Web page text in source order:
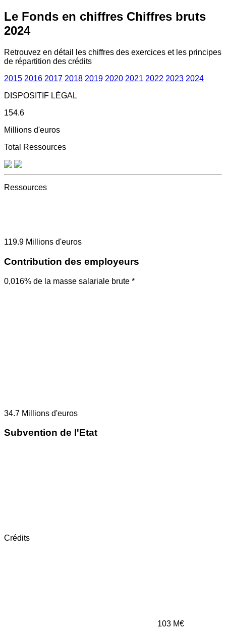
Le Fonds en chiffres Chiffres bruts
2024
Retrouvez en détail les chiffres des exercices et les principes
de répartition des crédits
2015 2016 2017 2018 2019 2020 2021 2022 2023 2024
DISPOSITIF LÉGAL
154.6
Millions d'euros
Total Ressources
Ressources
119.9 Millions d'euros
Contribution des employeurs
0,016% de la masse salariale brute *
34.7 Millions d'euros
Subvention de l'Etat
Crédits
103 M€